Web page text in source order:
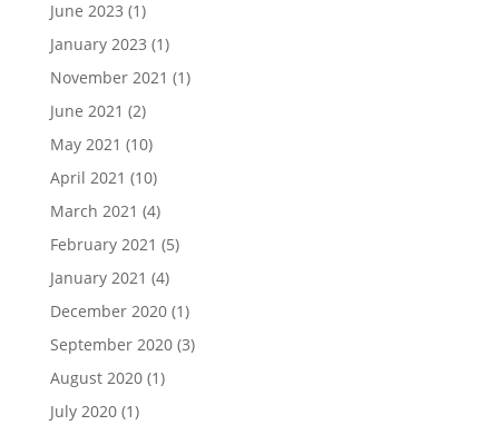
June 2023 (1)
January 2023 (1)
November 2021 (1)
June 2021 (2)
May 2021 (10)
April 2021 (10)
March 2021 (4)
February 2021 (5)
January 2021 (4)
December 2020(1)
September 2020(3)
August 2020(1)
July 2020(1)